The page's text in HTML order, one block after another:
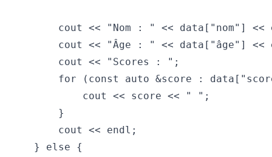
cout << "Nom : " << data["nom"] <<
cout << "Âge : " << data["âge"] <<
        cout << "Scores : ";
for (const auto &score :
            cout << score << " ";
        }
        cout << endl;
    } else {